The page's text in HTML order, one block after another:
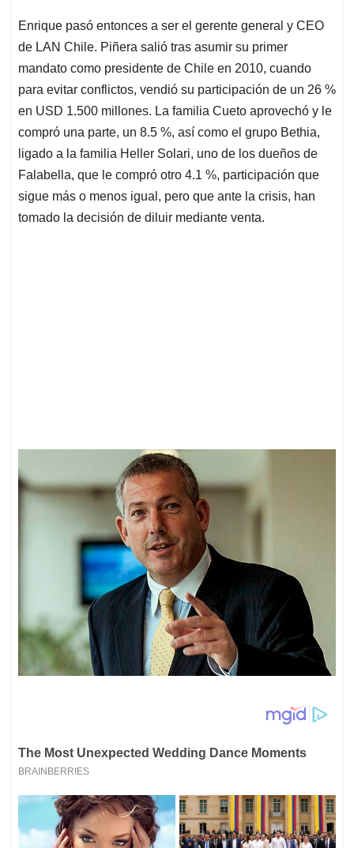
Enrique pasó entonces a ser el gerente general y CEO
de LAN Chile. Piñera salió tras asumir su primer
mandato como presidente de Chile en 2010, cuando
para evitar conflictos, vendió su participación de un 26 %
en USD 1.500 millones. La familia Cueto aprovechó y le
compró una parte, un 8.5 %, así como el grupo Bethia,
ligado a la familia Heller Solari, uno de los dueños de
Falabella, que le compró otro 4.1 %, participación que
sigue más o menos igual, pero que ante la crisis, han
tomado la decisión de diluir mediante venta.